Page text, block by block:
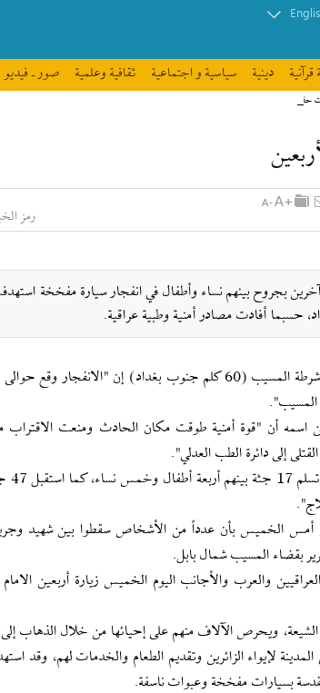
دينية سیاسیة و اجتماعیة ثقافیة وعلمیة صور ـ فيديو
الإنسان
رمز
ـ ايكنا: سقط 25 شخصاً على الأقل وأصيب حوالي 47 آخرين بجروح بينهم نساء وأطفال في انفجار
حسبما أفادت مصادر أمنية وطبية عراقية.
وأفادت وكالة الأنباء القرآنية الدولية(ايكنا) أنه قال ضابط في شرطة المسيب (60 كلم جنوب
المسيب".
أن "قوة أمنية طوقت مكان الحادث ومنعت الاقتراب
إلى دائرة الطب العدلي".
الخميس بأن عدداً من الأشخاص سقطوا بين شهيد
بقضاء المسيب شمال بابل.
والعرب والأجانب اليوم الخميس زيارة أربعين
ويحرص الآلاف منهم على إحيائها من خلال الذهاب إلى
لإيواء الزائرين وتقديم الطعام والخدمات لهم، وقد
بسيارات مفخخة وعبوات ناسفة.